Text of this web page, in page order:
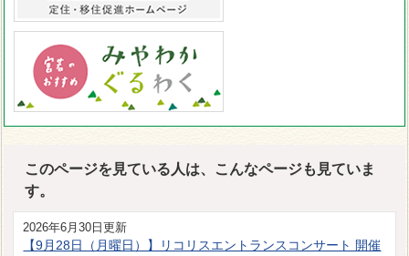
このページを見ている人は、こんなページも見ていま
す。
2026年6月30日更新
【9月28日（月曜日）】リコリスエントランスコンサート 開催